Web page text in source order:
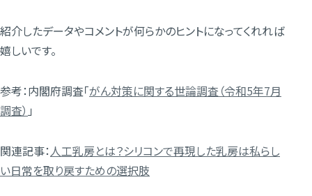
紹介したデータやコメントが何らかのヒントになってくれれば
嬉しいです。
参考：内閣府調査「がん対策に関する世論調査（令和5年7月
調査） 」
関連記事：人工乳房とは？シリコンで再現した乳房は私らし
い日常を取り戻すための選択肢